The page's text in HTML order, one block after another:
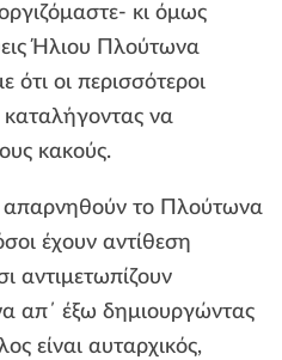
κι όμως
Ήλιου Πλούτωνα
ότι οι περισσότεροι
να
κακούς.
απαρνηθούν το Πλούτωνα
έχουν αντίθεση
αντιμετωπίζουν
απ΄ έξω δημιουργώντας
είναι αυταρχικός,